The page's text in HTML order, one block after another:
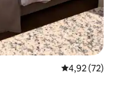
Évaluation
4,92 (72)